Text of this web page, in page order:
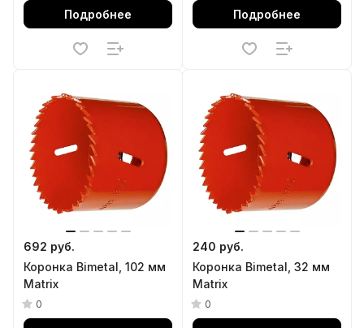
Подробнее Подробнее
692 руб.
Коронка Bimetal, 102 мм
Matrix
0
240 руб.
Коронка Bimetal, 32 мм
Matrix
0